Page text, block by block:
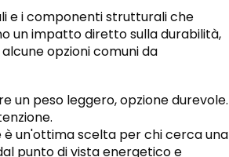
e i componenti strutturali che
un impatto diretto sulla durabilità,
opzioni comuni da
un peso leggero, opzione durevole.
è un'ottima scelta per chi cerca una
punto di vista energetico e